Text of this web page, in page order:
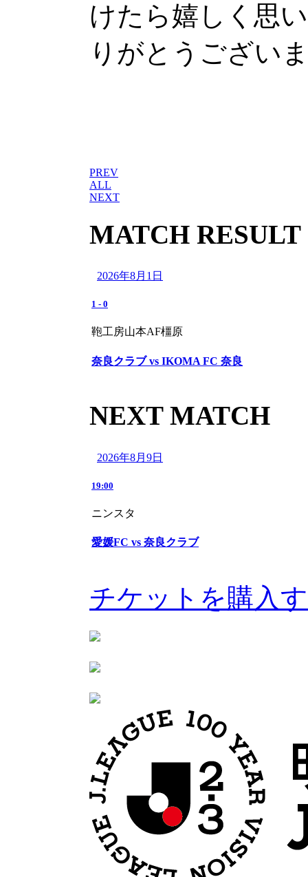
けたら嬉しく思
りがとうござい
PREV
ALL
NEXT
MATCH RESULT
2026年8月1日
1 - 0
鞄工房山本AF橿原
奈良クラブ vs IKOMA FC 奈良
NEXT MATCH
2026年8月9日
19:00
ニンスタ
愛媛FC vs 奈良クラブ
チケットを購入